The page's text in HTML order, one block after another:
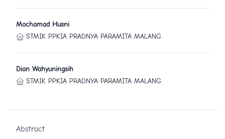
Mochamad Husni
STMIK PPKIA PRADNYA PARAMITA MALANG
Dian Wahyuningsih
STMIK PPKIA PRADNYA PARAMITA MALANG
Abstract